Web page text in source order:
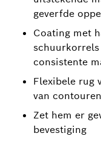
geverfde
Coating met
consistente
Flexibele rug
van
Zet hem er
bevestiging